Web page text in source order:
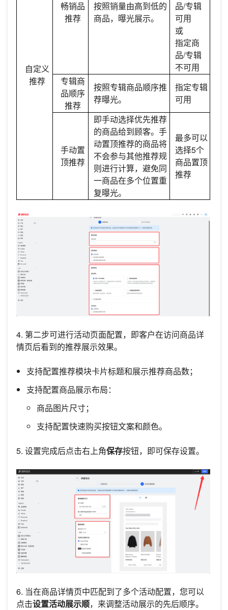
自定义
推荐
畅销品
推荐
按照销量由高到低的
商品，曝光展示。
品/专辑
可用
或
指定商
品/专辑
不可用
专辑商
品顺序
推荐
按照专辑商品顺序推
荐曝光。
指定专辑
可用
手动置
顶推荐
即手动选择优先推荐
的商品给到顾客。手
动置顶推荐的商品将
不会参与其他推荐规
则进行计算，避免同
一商品在多个位置重
复曝光。
最多可以
选择5个
商品置顶
推荐
4. 第二步可进行活动页面配置，即客户在访问商品详
情页后看到的推荐展示效果。
支持配置推荐模块卡片标题和展示推荐商品数；
支持配置商品展示布局：
商品图片尺寸；
支持配置快速购买按钮文案和颜色。
5. 设置完成后点击右上角保存按钮，即可保存设置。
6. 当在商品详情页中匹配到了多个活动配置，您可以
点击设置活动展示顺，来调整活动展示的先后顺序。